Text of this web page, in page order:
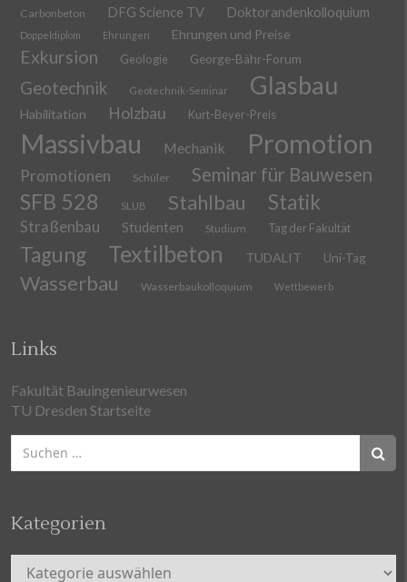
Carbonbeton DFG Science TV Doktorandenkolloquium
Doppeldiplom Ehrungen Ehrungen und Preise
Exkursion Geologie George-Bähr-Forum
Geotechnik Geotechnik-Seminar Glasbau
Habilitation Holzbau Kurt-Beyer-Preis
Massivbau Mechanik Promotion
Promotionen Schüler Seminar für Bauwesen
SFB 528 SLUB Stahlbau Statik
Straßenbau Studenten Studium Tag der Fakultät
Tagung Textilbeton TUDALIT Uni-Tag
Wasserbau Wasserbaukolloquium Wettbewerb
Links
Fakultät Bauingenieurwesen
TU Dresden Startseite
Suchen
nach:
Kategorien
Kategorien